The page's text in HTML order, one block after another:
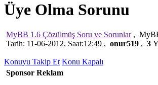
Üye Olma Sorunu
MyBB 1.6 Çözülmüş Soru ve Sorunlar,
Tarih: 11-06-2012, Saat:12:49 , onur519 , 3
Konuyu Takip Et Konu Kapalı
Sponsor Reklam